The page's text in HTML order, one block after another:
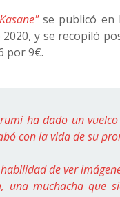
se publicó en
y se recopiló
por 9€.
ha dado un
con la vida de su
de ver
una muchacha que